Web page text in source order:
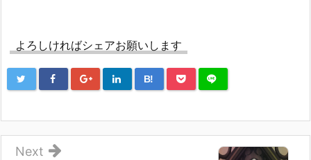
よろしければシェアお願いします
B!
Next